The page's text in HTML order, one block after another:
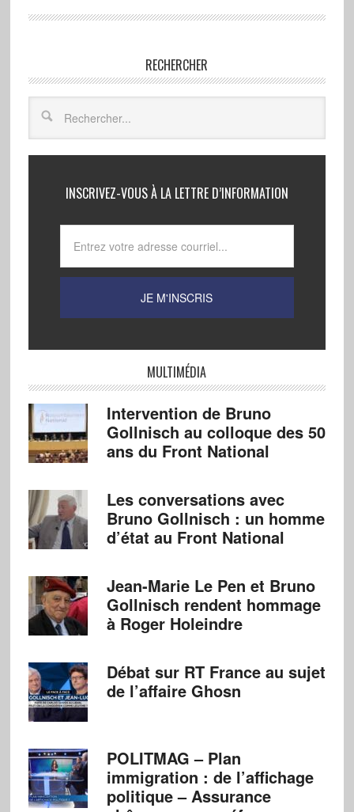
RECHERCHER
INSCRIVEZ-VOUS À LA LETTRE D’INFORMATION
MULTIMÉDIA
Intervention de Bruno
Gollnisch au colloque des 50
ans du Front National
Les conversations avec
Bruno Gollnisch : un homme
d’état au Front National
Jean-Marie Le Pen et Bruno
Gollnisch rendent hommage
à Roger Holeindre
Débat sur RT France au sujet
de l’affaire Ghosn
POLITMAG – Plan
immigration : de l’affichage
politique – Assurance